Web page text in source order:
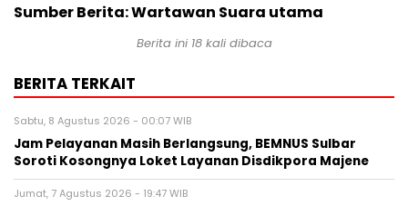
Sumber Berita: Wartawan Suara utama
Berita ini 18kali dibaca
BERITA TERKAIT
Sabtu, 8 Agustus 2026 - 00:07 WIB
Jam Pelayanan Masih Berlangsung, BEMNUS Sulbar
Soroti Kosongnya Loket Layanan Disdikpora Majene
Jumat, 7 Agustus 2026 - 19:47 WIB